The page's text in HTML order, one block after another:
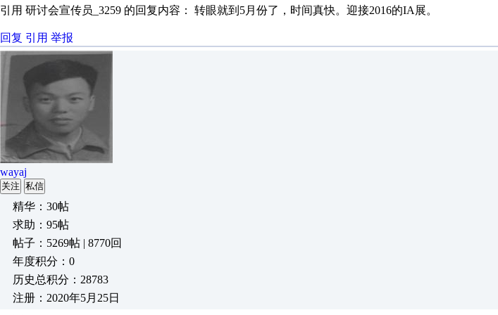
引用 研讨会宣传员_3259 的回复内容： 转眼就到5月份了，时间真快。迎接2016的IA展。
回复 引用 举报
wayaj
关注 私信
精华：30帖
求助：95帖
帖子：5269帖 | 8770回
年度积分：0
历史总积分：28783
注册：2020年5月25日